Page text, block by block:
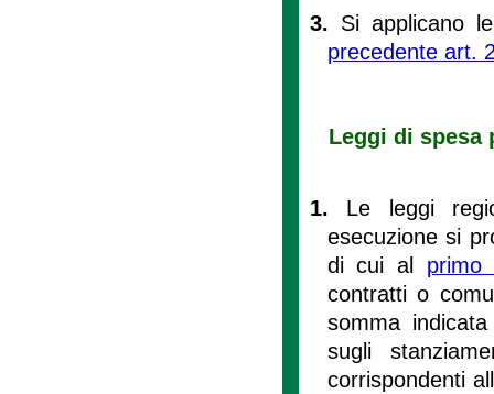
3. Si applicano
precedente art.
Leggi di spesa
1. Le leggi
esecuzione si
di cui al primo
contratti o
somma
sugli
corrispondenti